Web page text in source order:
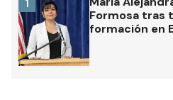
Formosa tras
formación en
1